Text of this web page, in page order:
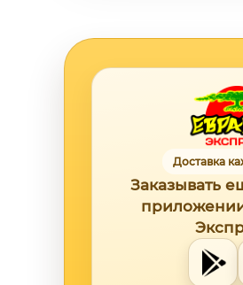
Доставка
Заказывать